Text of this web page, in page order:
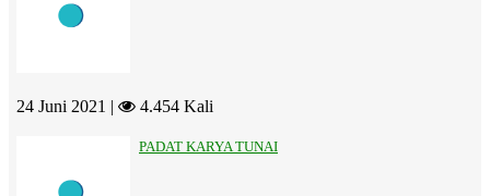
24 Juni 2021 | 4.454 Kali
PADAT KARYA TUNAI